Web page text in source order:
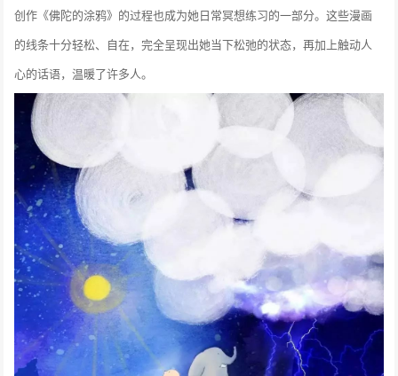
创作《佛陀的涂鸦》的过程也成为她日常冥想练习的一部分。这些漫画
的线条十分轻松、自在，完全呈现出她当下松弛的状态，再加上触动人
心的话语，温暖了许多人。